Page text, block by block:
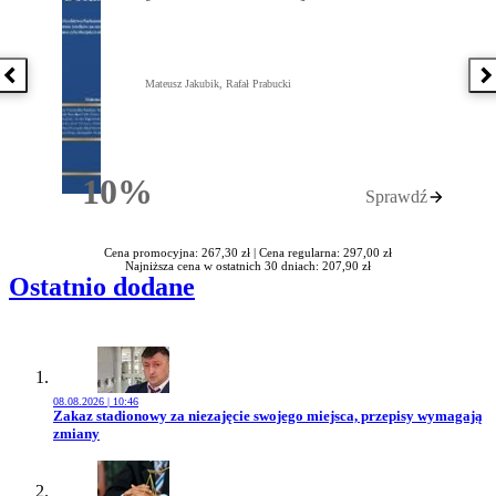
Poprzednia książka
10%Rabatu
Mateusz Jakubik, Rafał Prabucki
Sprawdź
Cena promocyjna: 267,30 zł | Cena regularna: 297,00 zł
Najniższa cena w ostatnich 30 dniach: 207,90 zł
Ostatnio dodane
08.08.2026 | 10:46
Przejdź do artykułu:
Zakaz stadionowy za niezajęcie swojego miejsca, przepisy wymagają
zmiany